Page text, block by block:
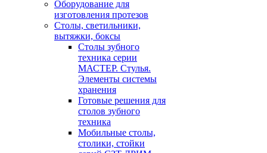
Оборудование для
изготовления протезов
Cтолы, светильники,
вытяжки, боксы
Столы зубного
техника серии
МАСТЕР. Стулья.
Элементы системы
хранения
Готовые решения для
столов зубного
техника
Мобильные столы,
столики, стойки